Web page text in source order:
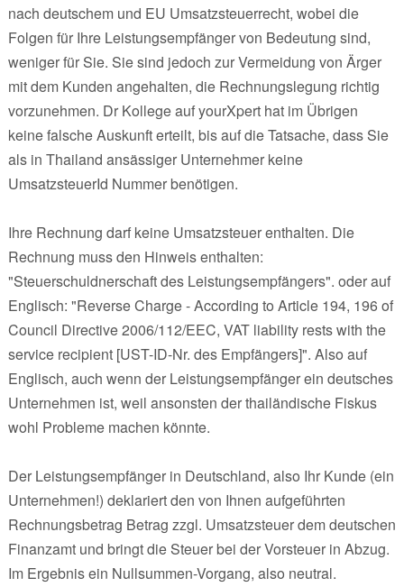
nach deutschem und EU Umsatzsteuerrecht, wobei die
Folgen für Ihre Leistungsempfänger von Bedeutung sind,
weniger für Sie. Sie sind jedoch zur Vermeidung von Ärger
mit dem Kunden angehalten, die Rechnungslegung richtig
vorzunehmen. Dr Kollege auf yourXpert hat im Übrigen
keine falsche Auskunft erteilt, bis auf die Tatsache, dass Sie
als in Thailand ansässiger Unternehmer keine
UmsatzsteuerId Nummer benötigen.
Ihre Rechnung darf keine Umsatzsteuer enthalten. Die
Rechnung muss den Hinweis enthalten:
"Steuerschuldnerschaft des Leistungsempfängers". oder auf
Englisch: "Reverse Charge - According to Article 194, 196 of
Council Directive 2006/112/EEC, VAT liability rests with the
service recipient [UST-ID-Nr. des Empfängers]". Also auf
Englisch, auch wenn der Leistungsempfänger ein deutsches
Unternehmen ist, weil ansonsten der thailändische Fiskus
wohl Probleme machen könnte.
Der Leistungsempfänger in Deutschland, also Ihr Kunde (ein
Unternehmen!) deklariert den von Ihnen aufgeführten
Rechnungsbetrag Betrag zzgl. Umsatzsteuer dem deutschen
Finanzamt und bringt die Steuer bei der Vorsteuer in Abzug.
Im Ergebnis ein Nullsummen-Vorgang, also neutral.